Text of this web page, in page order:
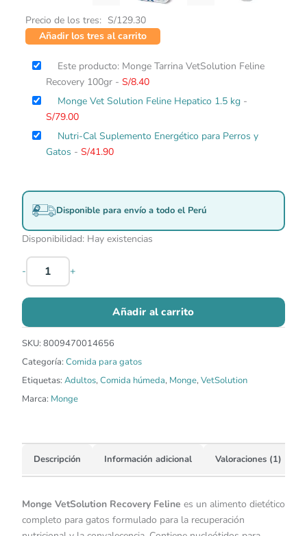
Precio de los tres: S/129.30
Añadir los tres al carrito
Este producto: Monge Tarrina VetSolution Feline
Recovery 100gr - S/8.40
Monge Vet Solution Feline Hepatico 1.5 kg -
S/79.00
Nutri-Cal Suplemento Energético para Perros y
Gatos - S/41.90
Disponible para envío a todo el Perú
Disponibilidad: Hay existencias
- +
Añadir al carrito
SKU: 8009470014656
Categoría: Comida para gatos
Etiquetas: Adultos,Comida húmeda, Monge,VetSolution
Marca: Monge
Descripción Información adicional Valoraciones (1)
Monge VetSolution Recovery Feline es un alimento dietético
completo para gatos formulado para la recuperación